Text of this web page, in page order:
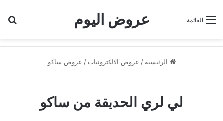
عروض اليوم القائمة
الرئيسية / عروض الالكترونيات / عروض ساكو
لي لري الحديقة من ساكو